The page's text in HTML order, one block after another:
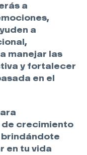
a
a
manejar las
y fortalecer
en el
de crecimiento
brindándote
en tu vida